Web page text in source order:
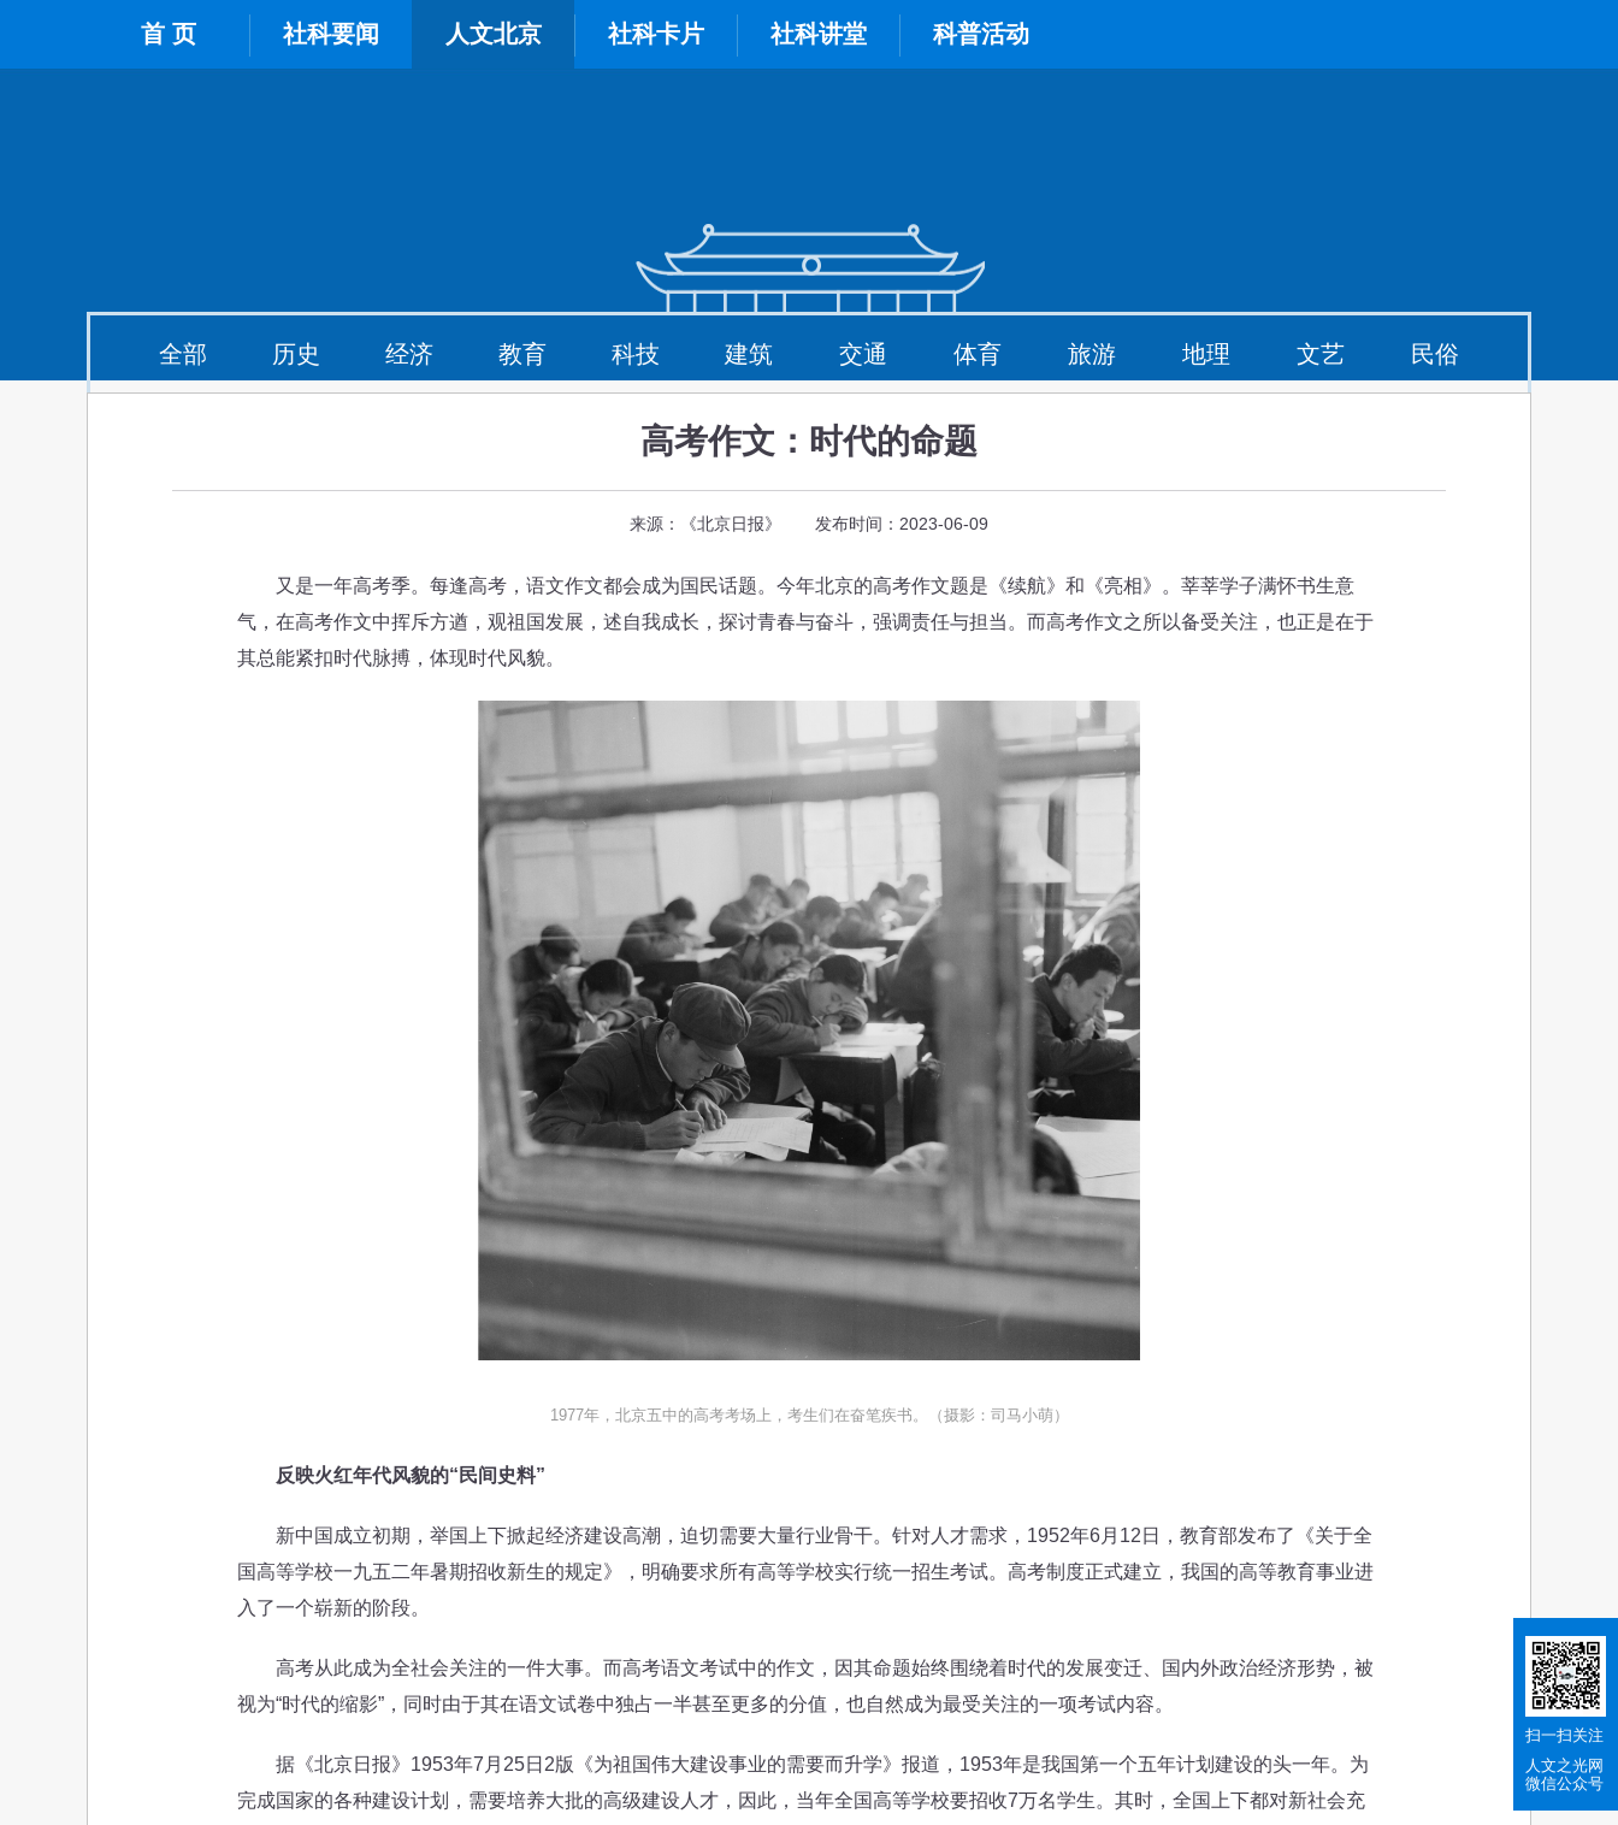
首 页 社科要闻 人文北京 社科卡片 社科讲堂 科普活动
全部 历史 经济 教育 科技 建筑 交通 体育 旅游 地理 文艺 民俗
高考作文：时代的命题
来源：《北京日报》 发布时间：2023-06-09
又是一年高考季。每逢高考，语文作文都会成为国民话题。今年北京的高考作文题是《续航》和《亮相》。莘莘学子满怀书生意
气，在高考作文中挥斥方遒，观祖国发展，述自我成长，探讨青春与奋斗，强调责任与担当。而高考作文之所以备受关注，也正是在于
其总能紧扣时代脉搏，体现时代风貌。
1977年，北京五中的高考考场上，考生们在奋笔疾书。（摄影：司马小萌）
反映火红年代风貌的“民间史料”
新中国成立初期，举国上下掀起经济建设高潮，迫切需要大量行业骨干。针对人才需求，1952年6月12日，教育部发布了《关于全
国高等学校一九五二年暑期招收新生的规定》，明确要求所有高等学校实行统一招生考试。高考制度正式建立，我国的高等教育事业进
入了一个崭新的阶段。
高考从此成为全社会关注的一件大事。而高考语文考试中的作文，因其命题始终围绕着时代的发展变迁、国内外政治经济形势，被
视为“时代的缩影”，同时由于其在语文试卷中独占一半甚至更多的分值，也自然成为最受关注的一项考试内容。
据《北京日报》1953年7月25日2版《为祖国伟大建设事业的需要而升学》报道，1953年是我国第一个五年计划建设的头一年。为
完成国家的各种建设计划，需要培养大批的高级建设人才，因此，当年全国高等学校要招收7万名学生。其时，全国上下都对新社会充
扫一扫关注
人文之光网
微信公众号